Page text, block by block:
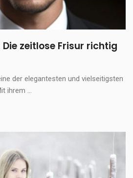
zeitlose Frisur richtig
der elegantesten und vielseitigsten
ihrem ...